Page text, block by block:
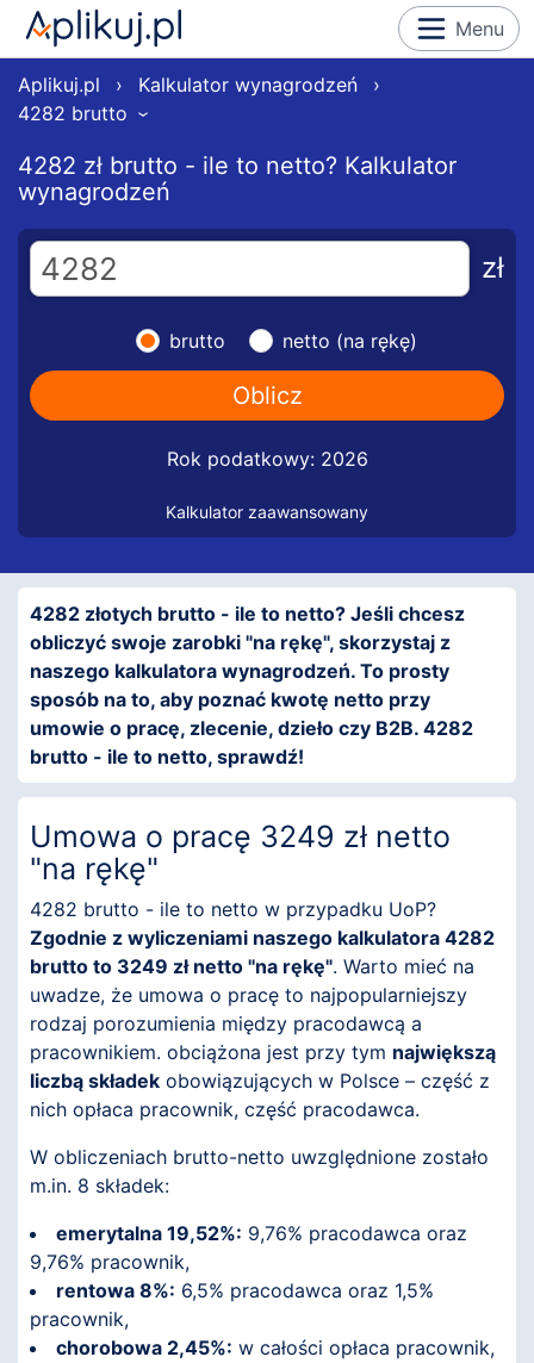
Menu
Aplikuj.pl › Kalkulator wynagrodzeń
›
4282 brutto
›
4282 zł brutto - ile to netto? Kalkulator
wynagrodzeń
zł
brutto netto (na rękę)
Rok podatkowy: 2026
Kalkulator zaawansowany
4282 złotych brutto - ile to netto? Jeśli chcesz
obliczyć swoje zarobki "na rękę", skorzystaj z
naszego kalkulatora wynagrodzeń. To prosty
sposób na to, aby poznać kwotę netto przy
umowie o pracę, zlecenie, dzieło czy B2B. 4282
brutto - ile to netto, sprawdź!
Umowa o pracę 3249 zł netto
"na rękę"
4282 brutto - ile to netto w przypadku UoP?
Zgodnie z wyliczeniami naszego kalkulatora 4282
brutto to 3249 zł netto "na rękę". Warto mieć na
uwadze, że umowa o pracę to najpopularniejszy
rodzaj porozumienia między pracodawcą a
pracownikiem. obciążona jest przy tym największą
liczbą składek obowiązujących w Polsce – część z
nich opłaca pracownik, część pracodawca.
W obliczeniach brutto-netto uwzględnione zostało
m.in. 8 składek:
emerytalna 19,52%: 9,76% pracodawca oraz
9,76% pracownik,
rentowa 8%: 6,5% pracodawca oraz 1,5%
pracownik,
chorobowa 2,45%: w całości opłaca pracownik,